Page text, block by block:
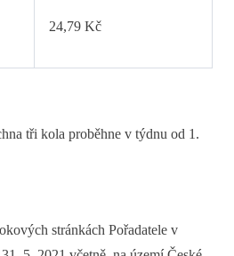
24,79 Kč
tři kola proběhne v týdnu od 1.
stránkách Pořadatele v